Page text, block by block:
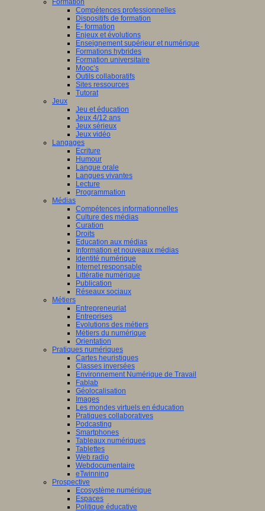
Formation
Compétences professionnelles
Dispositifs de formation
E- formation
Enjeux et évolutions
Enseignement supérieur et numérique
Formations hybrides
Formation universitaire
Mooc’s
Outils collaboratifs
Sites ressources
Tutorat
Jeux
Jeu et éducation
Jeux 4/12 ans
Jeux sérieux
Jeux vidéo
Langages
Ecriture
Humour
Langue orale
Langues vivantes
Lecture
Programmation
Médias
Compétences informationnelles
Culture des médias
Curation
Droits
Education aux médias
Information et nouveaux médias
Identité numérique
Internet responsable
Littératie numérique
Publication
Réseaux sociaux
Métiers
Entrepreneuriat
Entreprises
Evolutions des métiers
Métiers du numérique
Orientation
Pratiques numériques
Cartes heuristiques
Classes inversées
Environnement Numérique de Travail
Fablab
Géolocalisation
Images
Les mondes virtuels en éducation
Pratiques collaboratives
Podcasting
Smartphones
Tableaux numériques
Tablettes
Web radio
Webdocumentaire
eTwinning
Prospective
Ecosystème numérique
Espaces
Politique éducative